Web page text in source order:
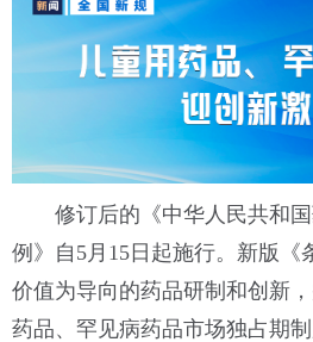
修订后的《中华人民共和
例》自5月15日起施行。新版《
价值为导向的药品研制和创新
药品、罕见病药品市场独占期